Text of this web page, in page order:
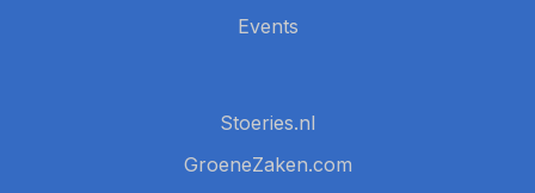
Events
Stoeries.nl
GroeneZaken.com